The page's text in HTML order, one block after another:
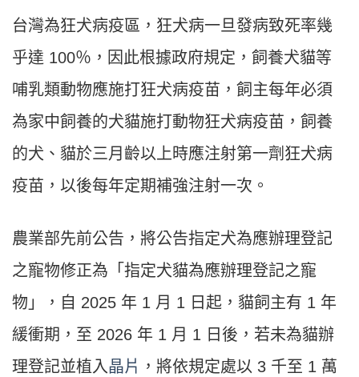
台灣為狂犬病疫區，狂犬病一旦發病致死率幾
乎達 100％，因此根據政府規定，飼養犬貓等
哺乳類動物應施打狂犬病疫苗，飼主每年必須
為家中飼養的犬貓施打動物狂犬病疫苗，飼養
的犬、貓於三月齡以上時應注射第一劑狂犬病
疫苗，以後每年定期補強注射一次。
農業部先前公告，將公告指定犬為應辦理登記
之寵物修正為「指定犬貓為應辦理登記之寵
物」，自 2025 年 1 月 1 日起，貓飼主有 1 年
緩衝期，至 2026 年 1 月 1 日後，若未為貓辦
理登記並植入晶片 ，將依規定處以 3 千至 1 萬